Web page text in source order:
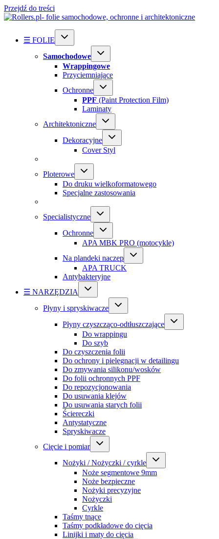
Przejdź do treści
☰ FOLIE
Samochodowe
Wrappingowe
Przyciemniające
Ochronne
PPF (Paint Protection Film)
Laminaty
Architektoniczne
Dekoracyjne
Cover Styl
Ploterowe
Do druku wielkoformatowego
Specjalne zastosowania
Specialistyczne
Ochronne
APA MBK PRO (motocykle)
Na plandeki naczep
APA TRUCK
Antybakteryjne
☰ NARZĘDZIA
Płyny i spryskiwacze
Płyny czyszcząco-odtłuszczające
Do wrappingu
Do szyb
Do czyszczenia folii
Do ochrony i pielęgnacji w detailingu
Do zmywania silikonu/wosków
Do folii ochronnych PPF
Do repozycjonowania
Do usuwania klejów
Do usuwania starych folii
Ściereczki
Antystatyczne
Spryskiwacze
Cięcie i pomiar
Nożyki / Nożyczki / cyrkle
Noże segmentowe 9mm
Noże bezpieczne
Nożyki precyzyjne
Nożyczki
Cyrkle
Taśmy tnące
Taśmy podkładowe do cięcia
Linijki i maty do cięcia